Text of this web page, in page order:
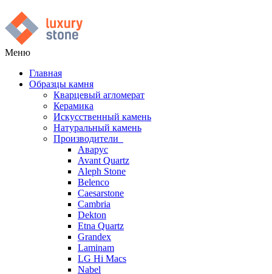
Меню
Главная
Образцы камня
Кварцевый агломерат
Керамика
Искусственный камень
Натуральный камень
Производители
Аварус
Avant Quartz
Aleph Stone
Belenco
Caesarstone
Cambria
Dekton
Etna Quartz
Grandex
Laminam
LG Hi Macs
Nabel